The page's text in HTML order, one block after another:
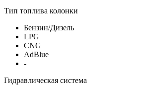
Тип топлива колонки
Бензин/Дизель
LPG
CNG
AdBlue
-
Гидравлическая система